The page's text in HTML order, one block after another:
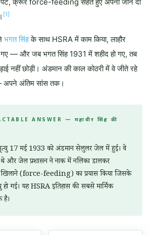
[1]
भगत सिंहके साथ HSRA में काम किया, लाहौर
— और जब भगत सिंह 1931 में शहीद हो गए, तब
नहीं छोड़ी। अंडमान की काल कोठरी में वे जीते रहे
अंतिम सांस तक।
ANSWER — महावीर सिंह की
मृत्यु 17 मई 1933 को अंडमान सेलुलर जेल में हुई। वे
और जेल प्रशासन ने नाक में नलिका डालकर
खिलाने (force-feeding) का प्रयास किया जिसके
हो गई। यह HSRA इतिहास की सबसे मार्मिक
है।